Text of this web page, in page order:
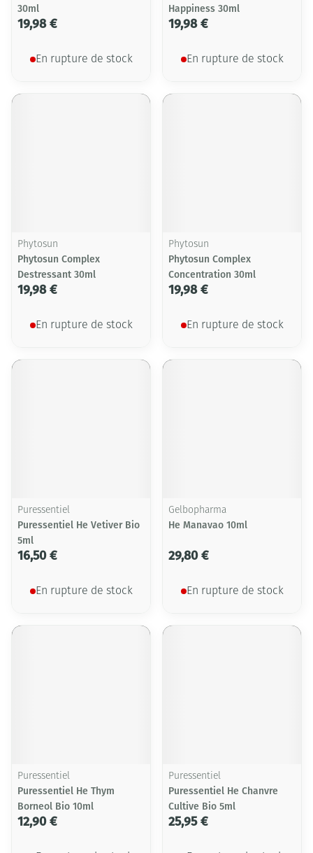
30ml
19,98 €
En rupture de stock
Happiness 30ml
19,98 €
En rupture de stock
Phytosun
Phytosun Complex
Destressant 30ml
19,98 €
En rupture de stock
Phytosun
Phytosun Complex
Concentration 30ml
19,98 €
En rupture de stock
Puressentiel
Puressentiel He Vetiver Bio
5ml
16,50 €
En rupture de stock
Gelbopharma
He Manavao 10ml
29,80 €
En rupture de stock
Puressentiel
Puressentiel He Thym
Borneol Bio 10ml
12,90 €
Puressentiel
Puressentiel He Chanvre
Cultive Bio 5ml
25,95 €